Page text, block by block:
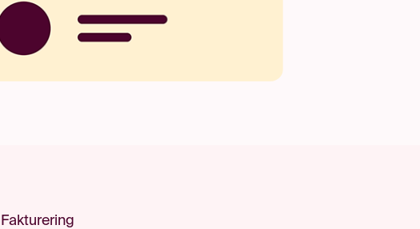
Fakturering